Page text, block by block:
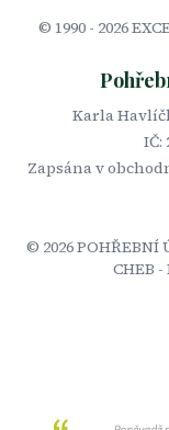
© 1990 - 2026
Karla
IČ:
Zapsána v
© 2026POHŘEBNÍ
CHEB -